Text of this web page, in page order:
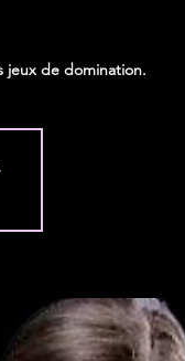
jeux de domination.